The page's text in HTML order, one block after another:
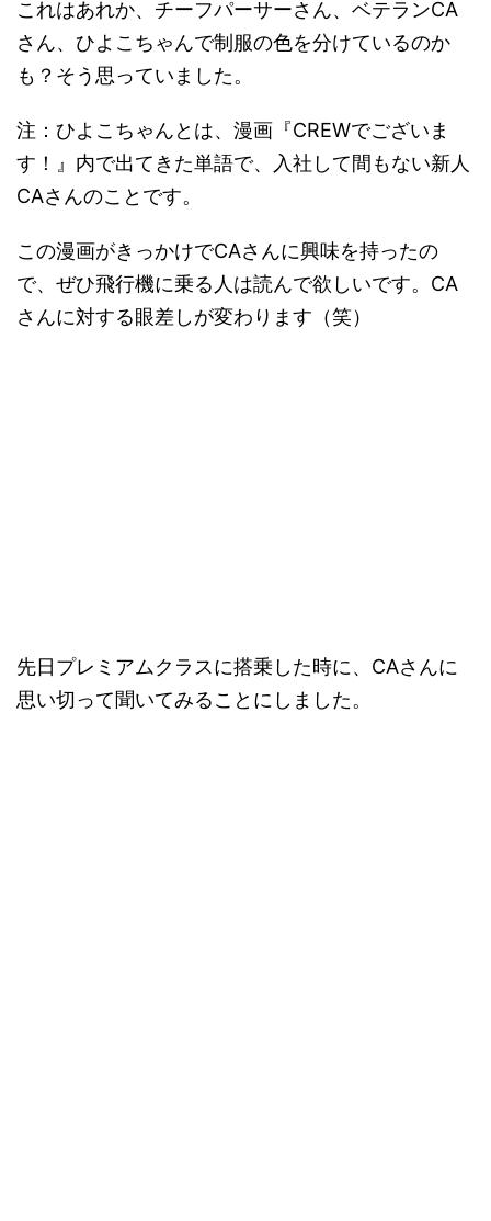
これはあれか、チーフパーサーさん、ベテランCA
さん、ひよこちゃんで制服の色を分けているのか
も？そう思っていました。
注：ひよこちゃんとは、漫画『CREWでございま
す！』内で出てきた単語で、入社して間もない新人
CAさんのことです。
この漫画がきっかけでCAさんに興味を持ったの
で、ぜひ飛行機に乗る人は読んで欲しいです。CA
さんに対する眼差しが変わります（笑）
先日プレミアムクラスに搭乗した時に、CAさんに
思い切って聞いてみることにしました。